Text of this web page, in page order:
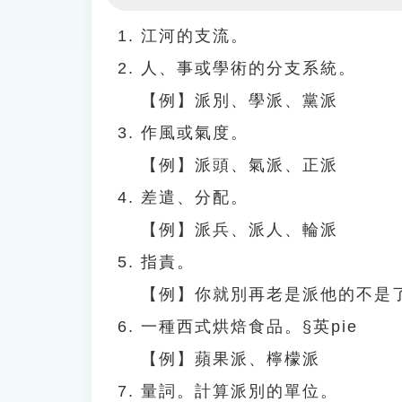
江河的支流。
人、事或學術的分支系統。
【例】派別、學派、黨派
作風或氣度。
【例】派頭、氣派、正派
差遣、分配。
【例】派兵、派人、輪派
指責。
【例】你就別再老是派他的不是
一種西式烘焙食品。§英pie
【例】蘋果派、檸檬派
量詞。計算派別的單位。